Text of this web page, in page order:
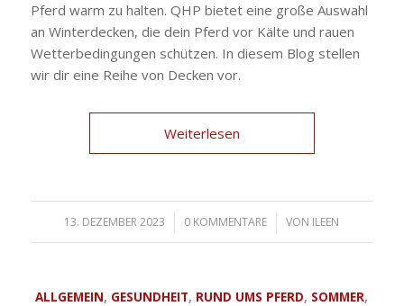
Pferd warm zu halten. QHP bietet eine große Auswahl
an Winterdecken, die dein Pferd vor Kälte und rauen
Wetterbedingungen schützen. In diesem Blog stellen
wir dir eine Reihe von Decken vor.
Weiterlesen
13. DEZEMBER 2023
/ 0 KOMMENTARE
/ VON ILEEN
ALLGEMEIN, GESUNDHEIT, RUND UMS PFERD, SOMMER,